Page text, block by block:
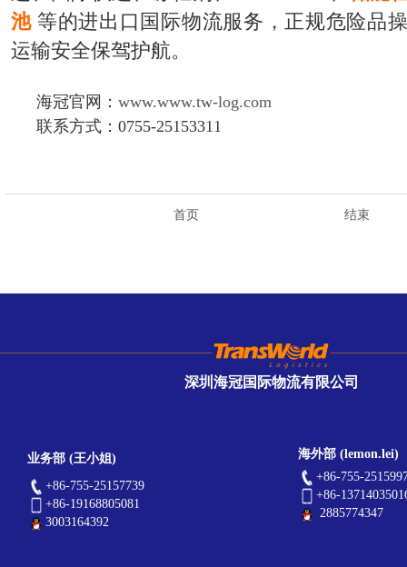
池等的进出口国际物流服务，正规危险品
运输安全保驾护航。
海冠官网： www.www.tw-log.com
联系方式：0755-25153311
首页 结束
深圳海冠国际物流有限公司
海外部 (lemon.lei)
+86-755-
+86-
2885774347
业务部 (王小姐)
+86-755-25157739
+86-19168805081
3003164392